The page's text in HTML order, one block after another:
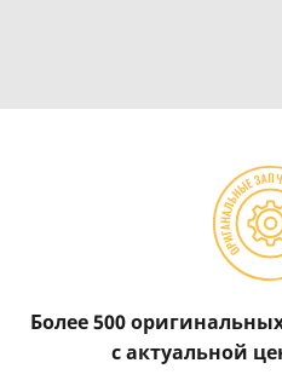
Более 500
с актуальной